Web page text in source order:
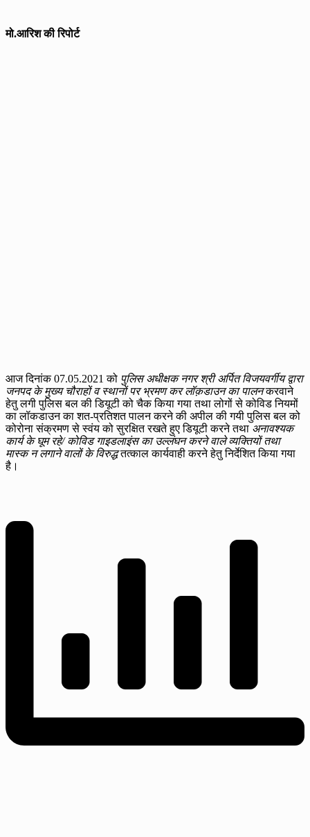
मो.आरिश की रिपोर्ट
आज दिनांक 07.05.2021 को पुलिस अधीक्षक नगर श्री अर्पित विजयवर्गीय द्वारा
जनपद के मुख्य चौराहों व स्थानों पर भ्रमण कर लॉक़डाउन का पालनकरवाने
हेतु लगी पुलिस बल की डियूटी को चैक किया गया तथा लोगों से कोविड नियमों
का लॉकडाउन का शत-प्रतिशत पालन करने की अपील की गयी पुलिस बल को
कोरोना संक्रमण से स्वंय को सुरक्षित रखते हुए डियूटी करने तथा अनावश्यक
कार्य के घूम रहे/ कोविड गाइडलाइंस का उल्लंघन करने वाले व्यक्तियों तथा
मास्क न लगाने वालों के विरुद्धतत्काल कार्यवाही करने हेतु निर्देशित किया गया
है।